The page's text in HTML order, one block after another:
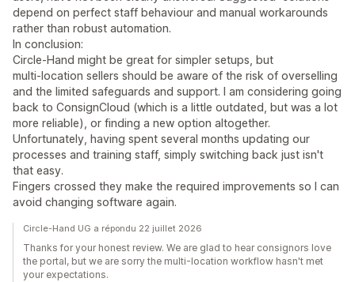
depend on perfect staff behaviour and manual workarounds
rather than robust automation.
In conclusion:
Circle‑Hand might be great for simpler setups, but
multi‑location sellers should be aware of the risk of overselling
and the limited safeguards and support. I am considering going
back to ConsignCloud (which is a little outdated, but was a lot
more reliable), or finding a new option altogether.
Unfortunately, having spent several months updating our
processes and training staff, simply switching back just isn't
that easy.
Fingers crossed they make the required improvements so I can
avoid changing software again.
Circle-Hand UG a répondu 22 juillet 2026
Thanks for your honest review. We are glad to hear consignors love
the portal, but we are sorry the multi-location workflow hasn't met
your expectations.